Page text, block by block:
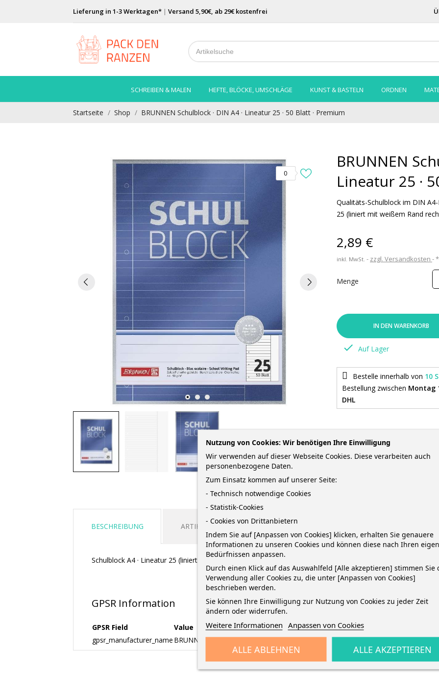
Lieferung in 1-3 Werktagen* |Versand 5,90€, ab 29€ kostenfrei
SCHREIBEN & MALEN HEFTE, BLÖCKE, UMSCHLÄGE KUNST & BASTELN ORDNEN
Startseite Shop BRUNNEN Schulblock · DIN A4 · Lineatur 25 · 50 Blatt · Premium
0
BRUNNEN
Lineatur 25 ·
Qualitäts-Schulblock im DIN
25 (liniert mit weißem Rand
2,89 €
inkl. MwSt. zzgl. Versandkosten *
Menge
IN DEN WARENKORB
 Auf Lager
Bestelle innerhalb von 10
Bestellung zwischen Montag
DHL
BESCHREIBUNG ARTIKELDETAILS
Schulblock A4 · Lineatur 25 (liniert mit weißem Rand rechts) · 90 g/m² Premiumpapier · 4-fach gelocht · 50 Blatt
GPSR Information
GPSR Field
Value
gpsr_manufacturer_name BRUNNEN
Nutzung von Cookies: Wir benötigen Ihre Einwilligung
Wir verwenden auf dieser Webseite Cookies. Diese verarbeiten auch
personenbezogene Daten.
Zum Einsatz kommen auf unserer Seite:
- Technisch notwendige Cookies
- Statistik-Cookies
- Cookies von Drittanbietern
Indem Sie auf [Anpassen von Cookies] klicken, erhalten Sie genauere
Informationen zu unseren Cookies und können diese nach Ihren
Bedürfnissen anpassen.
Durch einen Klick auf das Auswahlfeld [Alle akzeptieren] stimmen Sie
Verwendung aller Cookies zu, die unter [Anpassen von Cookies]
beschrieben werden.
Sie können Ihre Einwilligung zur Nutzung von Cookies zu jeder Zeit
ändern oder widerrufen.
Weitere Informationen Anpassen von Cookies
ALLE ABLEHNEN ALLE AKZEPTIEREN